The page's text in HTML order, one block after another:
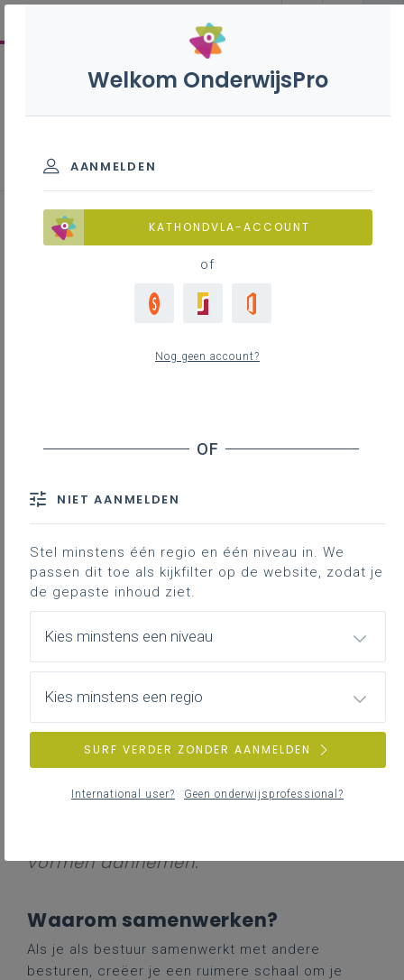
Inhoudstafel
Nood aan optimale besturen
Nood aan samenwerking
collega-bestuurders
eindverantwoordelijke voor de
onderwijsinstellingen onder jouw
schoolbestuur. Om de opdrachten
horen tot een goed einde te
brengen, kun je uiteraard een aantal
zaken delegeren naar
leidinggevenden of andere
medewerkers in jouw organisatie.
Daarnaast kun je ook samenwerken
vormen aannemen.
Waarom samenwerken?
Als je als bestuur samenwerkt met andere
besturen, creëer je een ruimere schaal om je
Welkom OnderwijsPro
AANMELDEN
KATHONDVLA-ACCOUNT
of
Nog geen account?
NIET AANMELDEN
Stel minstens één regio en één niveau in. We
passen dit toe als kijkfilter op de website, zodat je
de gepaste inhoud ziet.
Kies minstens een niveau
Kies minstens een regio
SURF VERDER ZONDER AANMELDEN
International user? Geen onderwijsprofessional?